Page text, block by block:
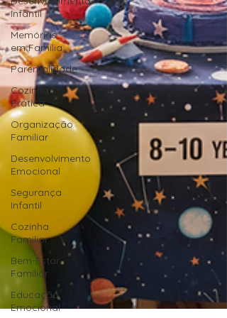
Infantil
Memórias
em Família
Parentalidade
Cozinha
Prática
Organização
Familiar
Desenvolvimento
Emocional
Segurança
Infantil
Cozinha
Familiar
Bem-Estar
Familiar
Educação
Emocional